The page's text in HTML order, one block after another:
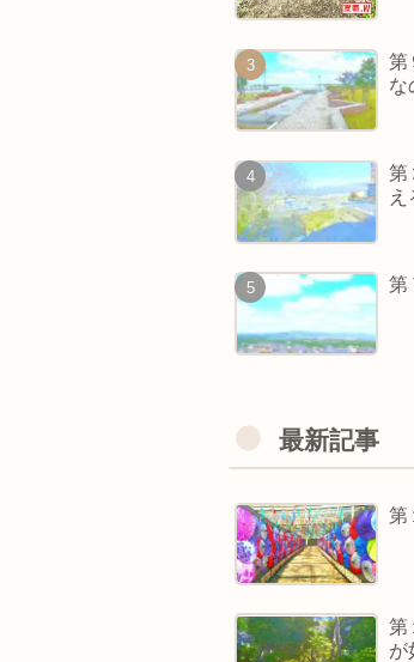
第
な
第
え
第
最新記事
第
第
が